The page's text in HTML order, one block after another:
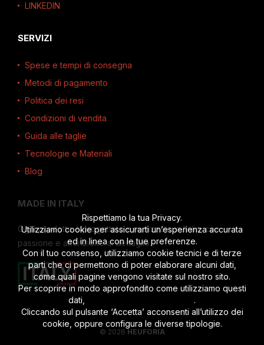
LINKEDIN
SERVIZI
Spese e tempi di consegna
Metodi di pagamento
Politica dei resi
Condizioni di vendita
Guida alle taglie
Tecnologie e Materiali
Blog
MADE IN ITALY
Ogni prodotto è progettato e realizzato in Italia, con
passione e attenzione al dettaglio.
© 2026 HEUFORIA
Rispettiamo la tua Privacy.
Utilizziamo cookie per assicurarti un’esperienza accurata
ed in linea con le tue preferenze.
Con il tuo consenso, utilizziamo cookie tecnici e di terze
parti che ci permettono di poter elaborare alcuni dati,
come quali pagine vengono visitate sul nostro sito.
Per scoprire in modo approfondito come utilizziamo questi
dati,
.
Cliccando sul pulsante ‘Accetta’ acconsenti all’utilizzo dei
cookie, oppure configura le diverse tipologie.